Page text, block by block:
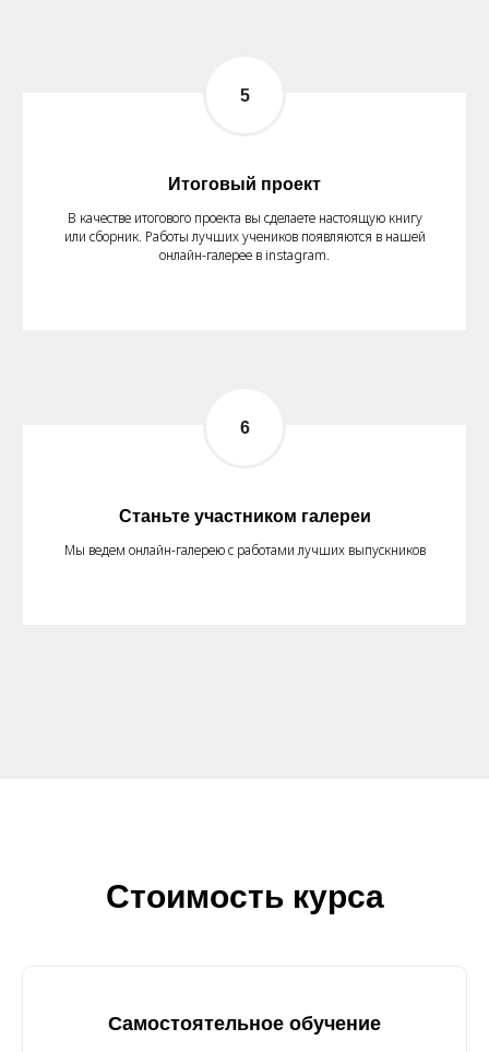
Итоговый проект
В качестве итогового проекта вы сделаете настоящую книгу
или сборник. Работы лучших учеников появляются в нашей
онлайн-галерее в instagram.
Станьте участником галереи
Мы ведем онлайн-галерею с работами лучших выпускников
Стоимость курса
Самостоятельное обучение